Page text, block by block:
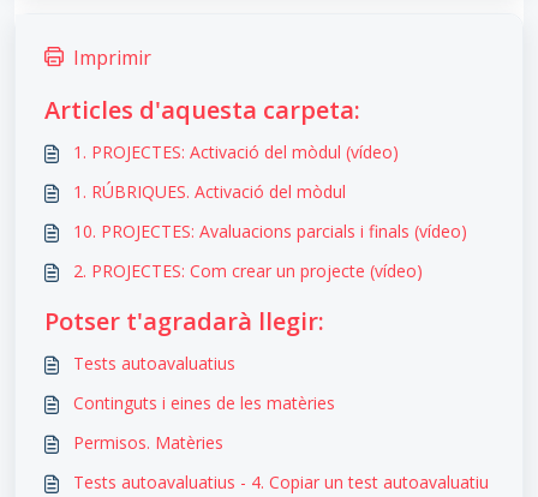
Imprimir
Articles d'aquesta carpeta:
1. PROJECTES: Activació del mòdul (vídeo)
1. RÚBRIQUES. Activació del mòdul
10. PROJECTES: Avaluacions parcials i finals (vídeo)
2. PROJECTES: Com crear un projecte (vídeo)
Potser t'agradarà llegir:
Tests autoavaluatius
Continguts i eines de les matèries
Permisos. Matèries
Tests autoavaluatius - 4. Copiar un test autoavaluatiu